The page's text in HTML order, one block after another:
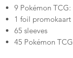
9 Pokémon
1 foil promokaart
65 sleeves
45 Pokémon